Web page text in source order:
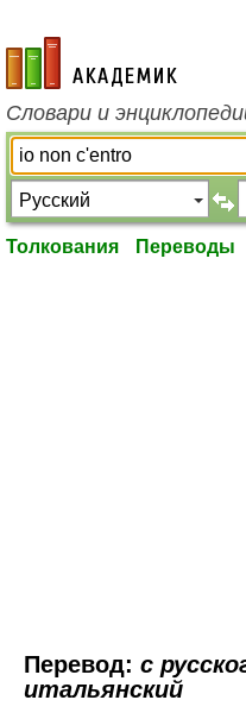
academic.ru
Словари и
Толкования Переводы
Перевод: с
итальянский